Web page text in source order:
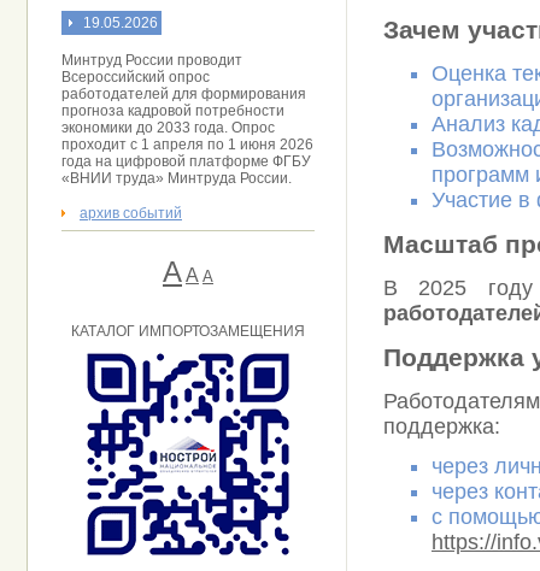
19.05.2026
Минтруд России проводит
Всероссийский опрос
работодателей для формирования
прогноза кадровой потребности
экономики до 2033 года. Опрос
проходит с 1 апреля по 1 июня 2026
года на цифровой платформе ФГБУ
«ВНИИ труда» Минтруда России.
архив событий
АA А
КАТАЛОГ ИМПОРТОЗАМЕЩЕНИЯ
Зачем
Оценка
Анализ
программ
Участие в
Масштаб
В 2025
Поддержка
поддержка:
через
через
с
https://